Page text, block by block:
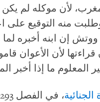
لأن موكله لم
منه التوقيع على
إن ابنه أخبره
لأن الأعوان
المعلوم ما إذا أخبر